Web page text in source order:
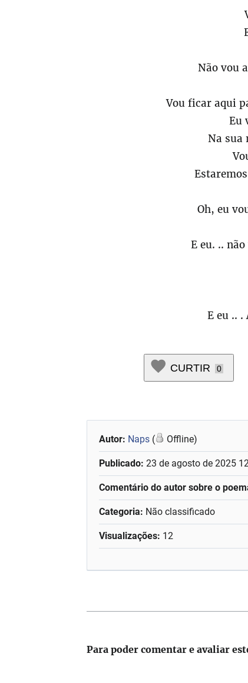
Não vou
Vou ficar aqui
Eu
Na sua
Oh, eu
E eu. ..
E eu ..
CURTIR 0
Autor: Naps ( Offline)
Publicado:23 de agosto de 2025
Comentário do autor sobre o
Categoria: Não classificado
Visualizações: 12
Para poder comentar e avaliar